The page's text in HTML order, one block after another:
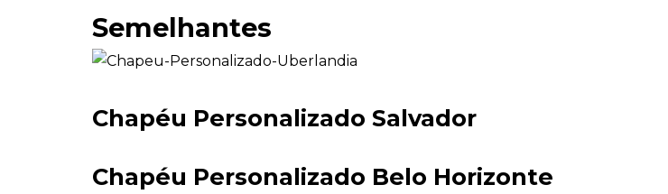
Semelhantes
Chapéu Personalizado Salvador
Chapéu Personalizado Belo HorizonteSacola Ecológica